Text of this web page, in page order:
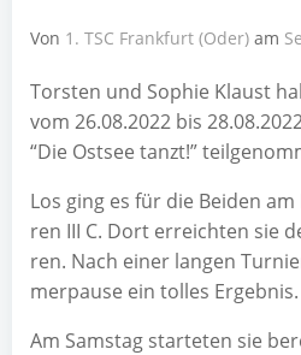
Von 1. TSC Frankfurt (Oder) am
Tors­ten und Sophie Klaust
vom 26.08.2022 bis
“Die Ost­see tanzt!”
Los ging es für die Bei­den
ren III C. Dort erreich­ten sie
ren. Nach einer lan­gen
mer­pau­se ein tol­les Ergebnis.
Am Sams­tag star­te­ten sie